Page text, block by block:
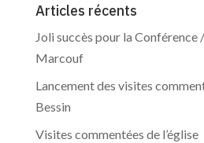
Articles récents
Joli succès pour la Conférence
Marcouf
Lancement des visites
Bessin
Visites commentées de l’église